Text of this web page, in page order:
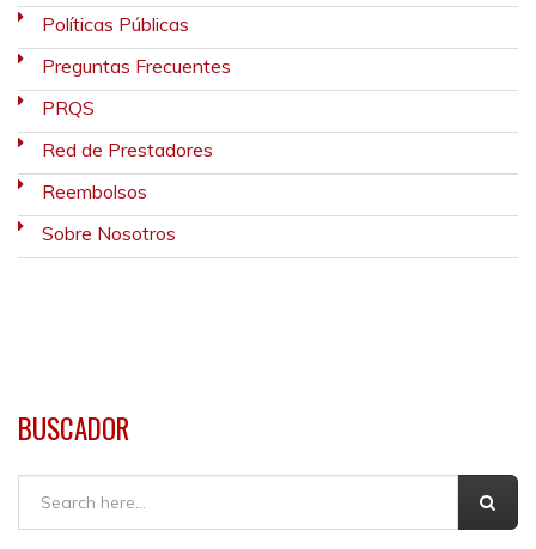
Políticas Públicas
Preguntas Frecuentes
PRQS
Red de Prestadores
Reembolsos
Sobre Nosotros
BUSCADOR
Buscar